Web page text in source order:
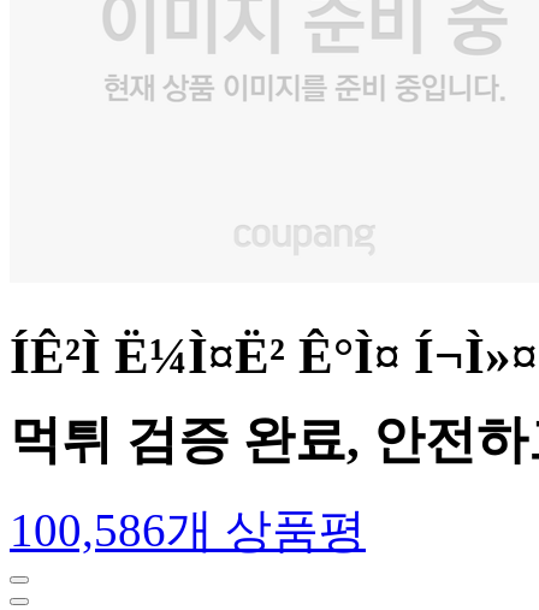
ÍÊ²Ì Ë¼Ì¤Ë²
먹튀 검증 완료, 안전
100,586개 상품평